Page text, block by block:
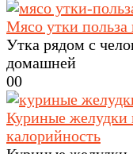
Мясо утки польза
Утка рядом с
домашней
00
Куриные желудки
калорийность